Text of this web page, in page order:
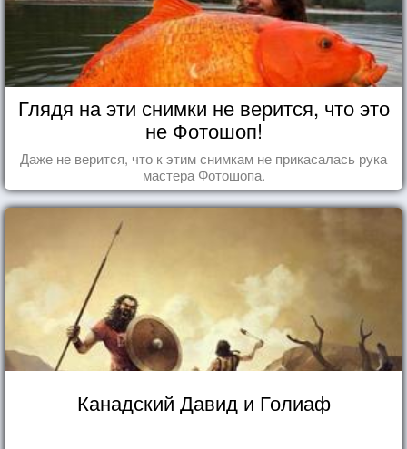
Глядя на эти снимки не верится, что это
не Фотошоп!
Даже не верится, что к этим снимкам не прикасалась рука
мастера Фотошопа.
Канадский Давид и Голиаф